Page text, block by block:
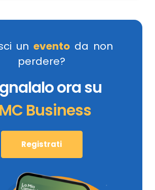
un evento da non
perdere?
ora su
Business
Registrati